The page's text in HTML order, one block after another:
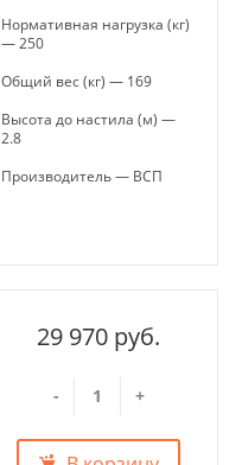
Нормативная нагрузка (кг)
— 250
Общий вес (кг) — 169
Высота до настила (м) —
2.8
Производитель — ВСП
29 970 руб.
- +